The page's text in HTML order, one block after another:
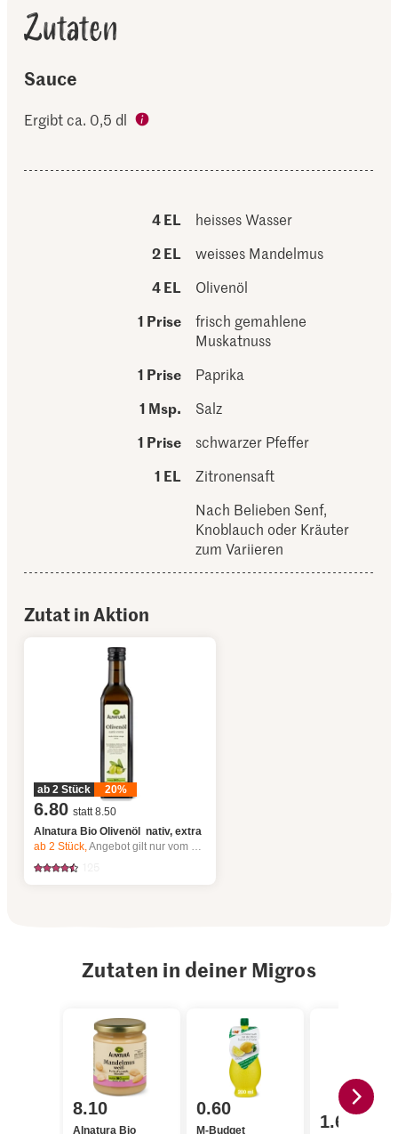
Zutaten
Sauce
Ergibt ca. 0,5 dl
4 EL
heisses Wasser
2 EL
weisses Mandelmus
4 EL
Olivenöl
1 Prise
frisch gemahlene
Muskatnuss
1 Prise
Paprika
1 Msp.
Salz
1 Prise
schwarzer Pfeffer
1 EL
Zitronensaft
Nach Belieben Senf,
Knoblauch oder Kräuter
zum Variieren
Zutat in Aktion
ab 2 Stück 20%
6.80 statt 8.50
Alnatura Bio Olivenöl nativ, extra
ab 2Stück,Angebot gilt nur vom 6.8. bis 12.8.2026, solange Vorrat.
Zutaten in deiner Migros
8.10
Alnatura Bio
0.60
M-Budget 1.60